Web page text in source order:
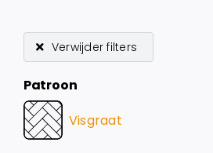
Verwijder filters
Patroon
Visgraat